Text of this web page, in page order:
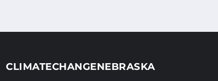
CLIMATECHANGENEBRASKA